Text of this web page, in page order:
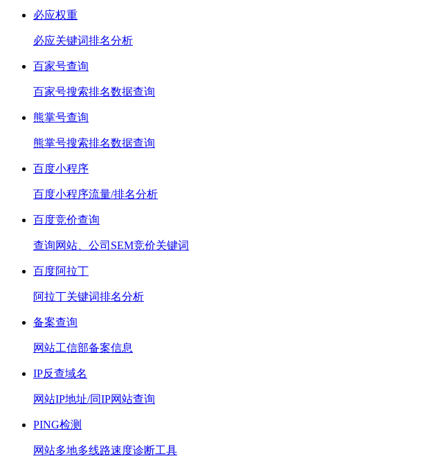
必应权重
必应关键词排名分析
百家号查询
百家号搜索排名数据查询
熊掌号查询
熊掌号搜索排名数据查询
百度小程序
百度小程序流量/排名分析
百度竞价查询
查询网站、公司SEM竞价关键词
百度阿拉丁
阿拉丁关键词排名分析
备案查询
网站工信部备案信息
IP反查域名
网站IP地址/同IP网站查询
PING检测
网站多地多线路速度诊断工具